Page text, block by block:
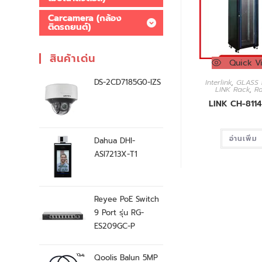
Quick
Interlink, GLASS
LINK Rack,
LINK CH-
อ่านเพิ่ม
Carcamera (กล้อง
ติดรถยนต์)
สินค้าเด่น
DS-2CD7185G0-IZS
Dahua DHI-
ASI7213X-T1
Reyee PoE Switch
9 Port รุ่น RG-
ES209GC-P
Qoolis Balun 5MP